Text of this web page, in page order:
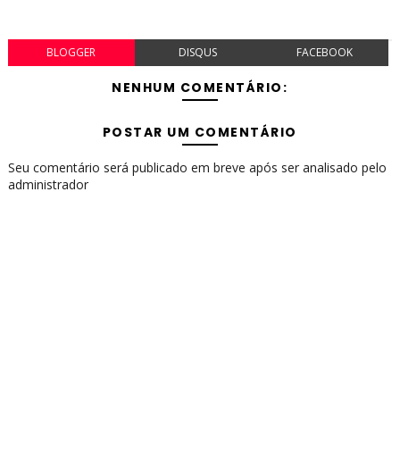
BLOGGER DISQUS FACEBOOK
NENHUM COMENTÁRIO:
POSTAR UM COMENTÁRIO
Seu comentário será publicado em breve após ser analisado pelo
administrador